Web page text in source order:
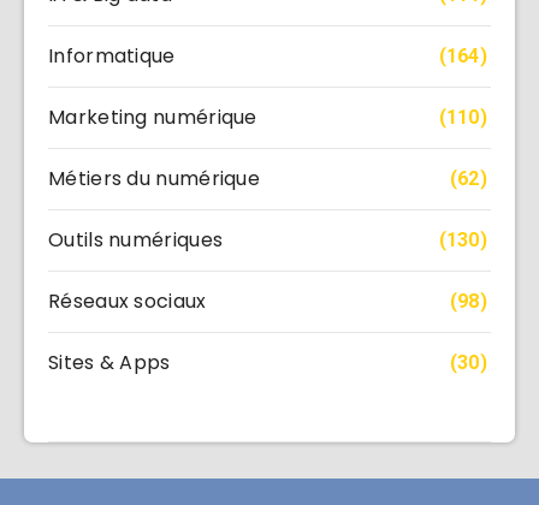
Informatique (164)
Marketing numérique (110)
Métiers du numérique (62)
Outils numériques (130)
Réseaux sociaux (98)
Sites & Apps (30)